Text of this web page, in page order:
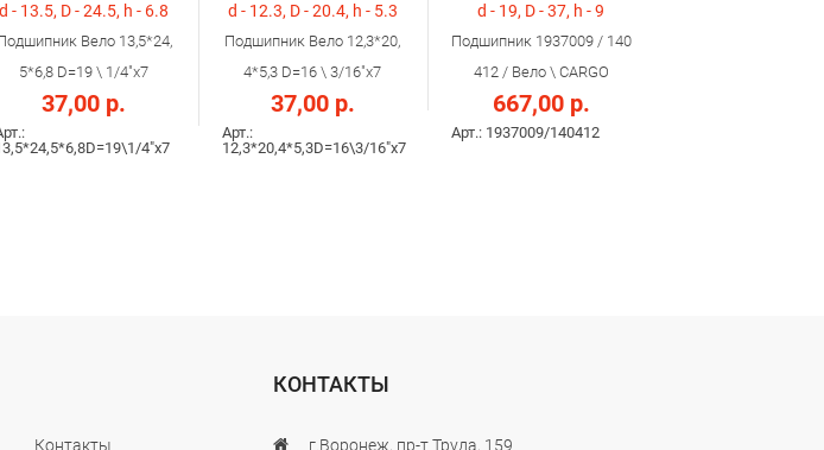
d - 13.5, D - 24.5, h - 6.8
Вело 13,5*24,
5*6,8 D=19 \ 1/4"х7
37,00 р.
4"х7
d - 12.3, D - 20.4, h - 5.3
Подшипник Вело 12,3*20,
4*5,3 D=16 \ 3/16"х7
37,00 р.
Арт.:
12,3*20,4*5,3D=16\3/16"х7
d - 19, D - 37, h - 9
Подшипник 1937009 / 140
412 / Вело \ CARGO
667,00 р.
Арт.: 1937009/140412
Контакты
КОНТАКТЫ
г.Воронеж, пр-т Труда, 159